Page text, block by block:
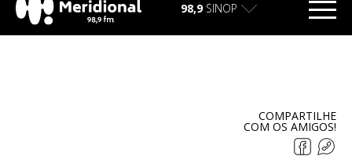
98,9 SINOP
COMPARTILHE
COM OS AMIGOS!